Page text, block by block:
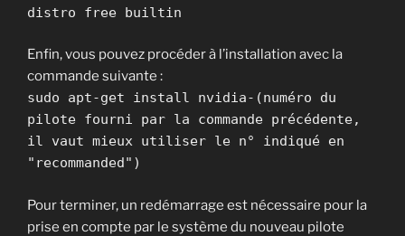
distro free builtin
Enfin, vous pouvez procéder à l’installation avec la
commande suivante :
sudo apt-get install nvidia-(numéro du
pilote fourni par la commande précédente,
il vaut mieux utiliser le n° indiqué en
"recommanded")
Pour terminer, un redémarrage est nécessaire pour la
prise en compte par le système du nouveau pilote